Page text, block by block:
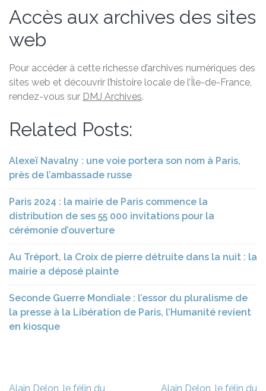
Accès aux archives des sites
web
Pour accéder à cette richesse d’archives numériques des
sites web et découvrir l’histoire locale de l’Île-de-France,
rendez-vous sur DMJ Archives.
Related Posts:
Alexeï Navalny : une voie portera son nom à Paris,
près de l’ambassade russe
Paris 2024 : la mairie de Paris commence la
distribution de ses 55 000 invitations pour la
cérémonie d’ouverture
Au Tréport, la Croix de pierre détruite dans la nuit : la
mairie a déposé plainte
Seconde Guerre Mondiale : l’essor du pluralisme de
la presse à la Libération de Paris, l’Humanité revient
en kiosque
Alain Delon, le félin du Alain Delon, le félin du